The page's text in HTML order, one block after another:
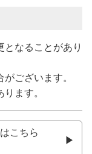
なることがあり
ございます。
ます。
こちら